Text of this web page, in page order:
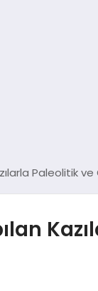
Paleolitik